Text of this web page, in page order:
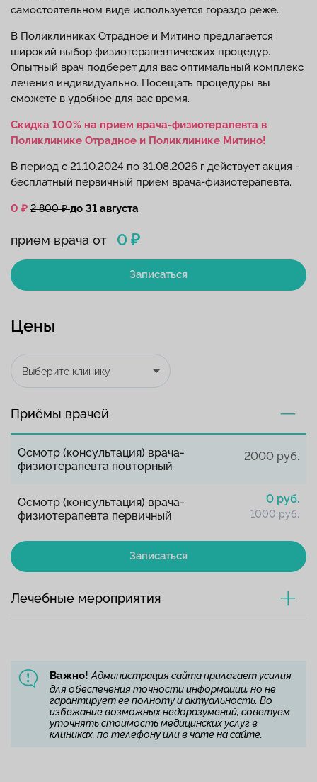
прием врача от 0 ₽
Записаться
самостоятельном виде используется гораздо реже.
В Поликлиниках Отрадное и Митино предлагается
широкий выбор физиотерапевтических процедур.
Опытный врач подберет для вас оптимальный комплекс
лечения индивидуально. Посещать процедуры вы
сможете в удобное для вас время.
Скидка 100% на прием врача-физиотерапевта в
Поликлинике Отрадное и Поликлинике Митино!
В период с 21.10.2024 по 31.08.2026 г действует акция -
бесплатный первичный прием врача-физиотерапевта.
0 ₽ 2 800 ₽до 31 августа
Цены
Выберите клинику
Приёмы врачей
Осмотр (консультация) врача-
физиотерапевта повторный
2000 руб.
Осмотр (консультация) врача-
физиотерапевта первичный
0 руб.
1000 руб.
Записаться
Лечебные мероприятия
Важно! Администрация сайта прилагает усилия
для обеспечения точности информации, но не
гарантирует ее полноту и актуальность. Во
избежание возможных недоразумений, советуем
уточнять стоимость медицинских услуг в
клиниках, по телефону или в чате на сайте.